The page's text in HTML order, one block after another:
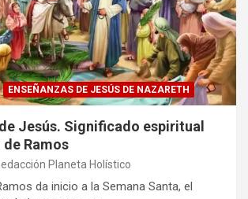
ENSEÑANZAS DE JESÚS DE NAZARETH
Jesús. Significado espiritual
Ramos
Planeta Holístico
da inicio a la Semana Santa, el